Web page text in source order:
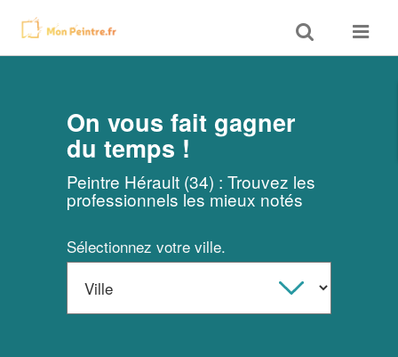
Toggle
search
Toggle
On vous fait gagner
du temps !
Peintre Hérault (34) : Trouvez les
professionnels les mieux notés
Sélectionnez votre ville.